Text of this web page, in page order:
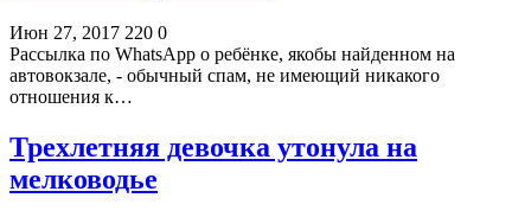
Июн 27, 2017 220 0
Рассылка по WhatsApp о ребёнке, якобы найденном на
автовокзале, - обычный спам, не имеющий никакого
отношения к…
Трехлетняя девочка утонула на
мелководье